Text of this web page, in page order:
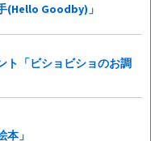
Goodby)」
「ビショビショのお調
」